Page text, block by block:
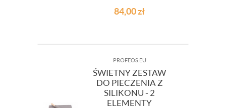
84,00zł
PROFEOS.EU
ŚWIETNY ZESTAW
DO PIECZENIA Z
SILIKONU - 2
ELEMENTY